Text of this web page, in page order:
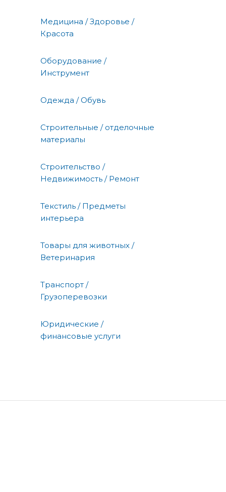
Медицина / Здоровье /
Красота
Оборудование /
Инструмент
Одежда / Обувь
Строительные / отделочные
материалы
Строительство /
Недвижимость / Ремонт
Текстиль / Предметы
интерьера
Товары для животных /
Ветеринария
Транспорт /
Грузоперевозки
Юридические /
финансовые услуги